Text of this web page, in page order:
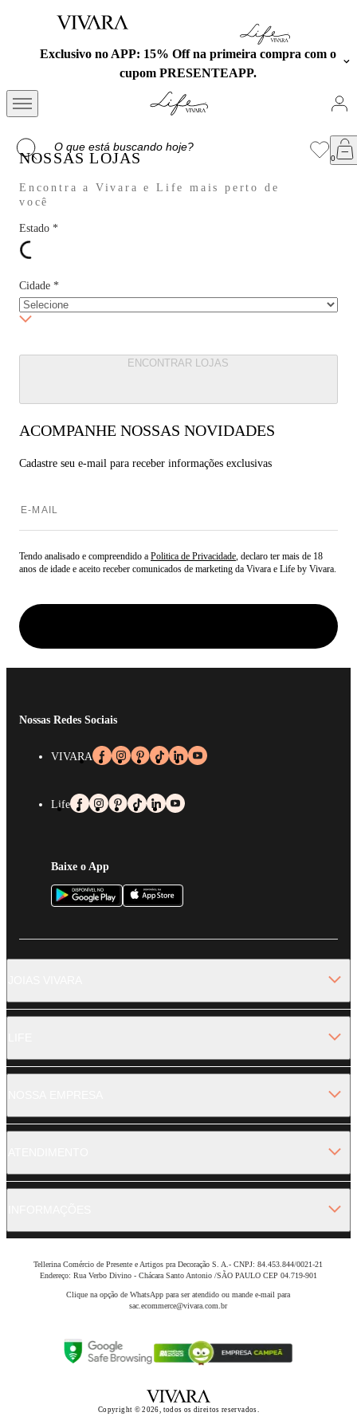
Exclusivo no APP: 15% Off na primeira compra com o
cupom PRESENTEAPP.
NOSSAS LOJAS
Encontra a Vivara e Life mais perto de
você
Estado *
Cidade *
ENCONTRAR LOJAS
ACOMPANHE NOSSAS NOVIDADES
Cadastre seu e-mail para receber informações exclusivas
Tendo analisado e compreendido a Politica de Privacidade, declaro ter mais de 18
anos de idade e aceito receber comunicados de marketing da Vivara e Life by Vivara.
Nossas Redes Sociais
VIVARA
Life
Baixe o App
Tellerina Comércio de Presente e Artigos pra Decoração S. A.- CNPJ: 84.453.844/0021-21
Endereço: Rua Verbo Divino - Chácara Santo Antonio /SÃO PAULO CEP 04.719-901
Clique na opção de WhatsApp para ser atendido ou mande e-mail para
sac.ecommerce@vivara.com.br
Copyright © 2026, todos os direitos reservados.